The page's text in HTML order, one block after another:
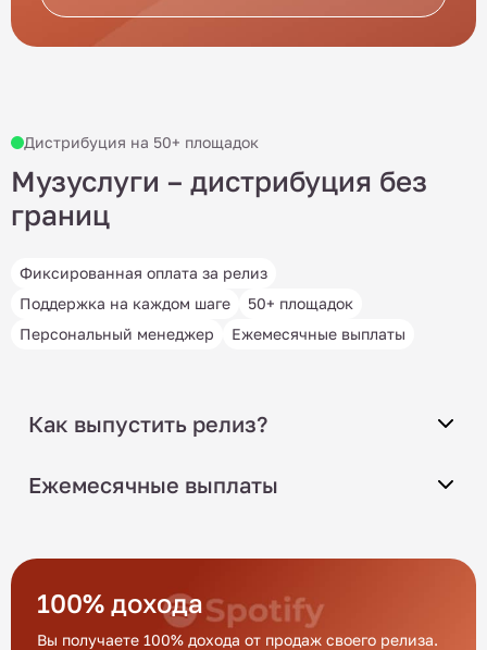
Дистрибуция на 50+ площадок
Музуслуги – дистрибуция без
границ
Фиксированная оплата за релиз
Поддержка на каждом шаге
50+ площадок
Персональный менеджер
Ежемесячные выплаты
Как выпустить релиз?
Ежемесячные выплаты
100% дохода
Вы получаете 100% дохода от продаж своего релиза.